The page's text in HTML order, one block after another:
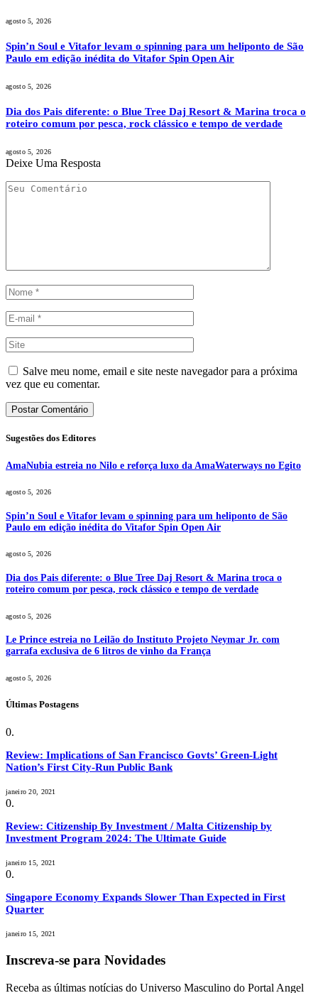
agosto 5, 2026
Spin’n Soul e Vitafor levam o spinning para um heliponto de São
Paulo em edição inédita do Vitafor Spin Open Air
agosto 5, 2026
Dia dos Pais diferente: o Blue Tree Daj Resort & Marina troca o
roteiro comum por pesca, rock clássico e tempo de verdade
agosto 5, 2026
Deixe Uma Resposta
Salve meu nome, email e site neste navegador para a próxima
vez que eu comentar.
Sugestões dos Editores
AmaNubia estreia no Nilo e reforça luxo da AmaWaterways no Egito
agosto 5, 2026
Spin’n Soul e Vitafor levam o spinning para um heliponto de São
Paulo em edição inédita do Vitafor Spin Open Air
agosto 5, 2026
Dia dos Pais diferente: o Blue Tree Daj Resort & Marina troca o
roteiro comum por pesca, rock clássico e tempo de verdade
agosto 5, 2026
Le Prince estreia no Leilão do Instituto Projeto Neymar Jr. com
garrafa exclusiva de 6 litros de vinho da França
agosto 5, 2026
Últimas Postagens
Review: Implications of San Francisco Govts’ Green-Light
Nation’s First City-Run Public Bank
janeiro 20, 2021
Review: Citizenship By Investment / Malta Citizenship by
Investment Program 2024: The Ultimate Guide
janeiro 15, 2021
Singapore Economy Expands Slower Than Expected in First
Quarter
janeiro 15, 2021
Inscreva-se para Novidades
Receba as últimas notícias do Universo Masculino do Portal Angel